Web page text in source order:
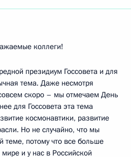
коллеги!
президиум Госсовета и для
тема. Даже несмотря
скоро – мы отмечаем День
для Госсовета эта тема
космонавтики, развитие
Но не случайно, что мы
теме, потому что все больше
и у нас в Российской